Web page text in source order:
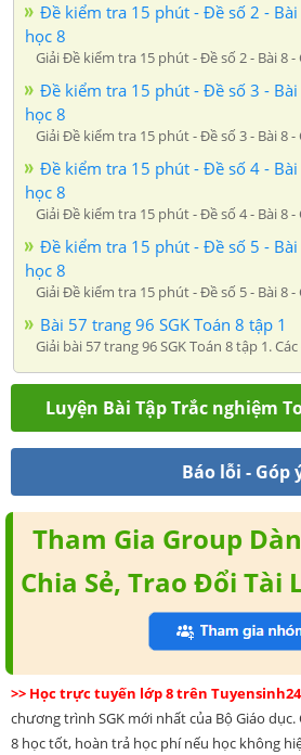
Đề kiểm tra 15 phút - Đề số 2 -
học 8
Giải Đề kiểm tra 15 phút - Đề số 2 - Bài 8
Đề kiểm tra 15 phút - Đề số 3 -
học 8
Giải Đề kiểm tra 15 phút - Đề số 3 - Bài 8
Đề kiểm tra 15 phút - Đề số 4 -
học 8
Giải Đề kiểm tra 15 phút - Đề số 4 - Bài 8
Đề kiểm tra 15 phút - Đề số 5 -
học 8
Giải Đề kiểm tra 15 phút - Đề số 5 - Bài 8
Bài 57 trang 96 SGK Toán 8 tập 1
Giải bài 57 trang 96 SGK Toán 8 tập 1.
Luyện Bài Tập Trắc nghiệm
Báo lỗi - Góp
Tham Gia Group
Chia Sẻ, Trao Đổi Tài
>> Học trực tuyến lớp 8 trên
chương trình SGK mới nhất của Bộ Giáo
8 học tốt, hoàn trả học phí nếu học không